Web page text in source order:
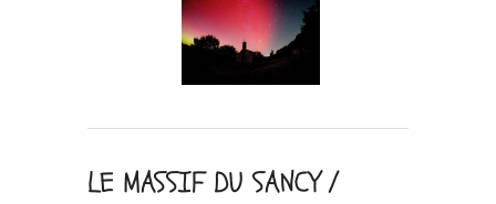
LE MASSIF DU SANCY /